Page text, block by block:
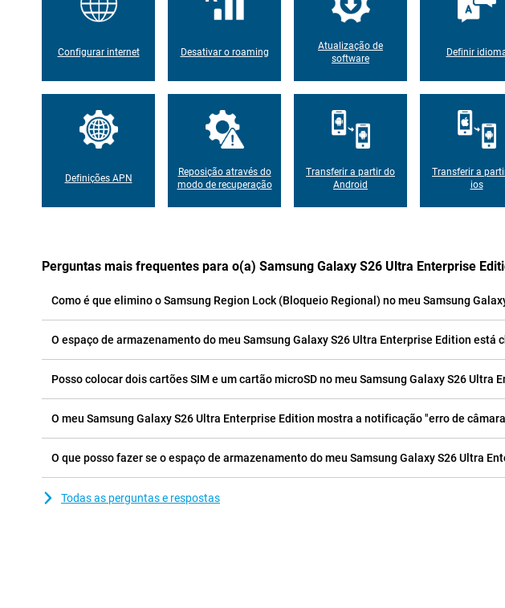
Configurar internet Desativar o roaming
Atualização de
software
Definir
Definições APN
Reposição através do
modo de recuperação
Transferir a partir do
Android
Transferir a
ios
Perguntas mais frequentes para o(a) Samsung Galaxy S26 Ultra Enterprise
Como é que elimino o Samsung Region Lock (Bloqueio Regional) no meu Samsung
O espaço de armazenamento do meu Samsung Galaxy S26 Ultra Enterprise Edition está
Posso colocar dois cartões SIM e um cartão microSD no meu Samsung Galaxy S26 Ultra
O meu Samsung Galaxy S26 Ultra Enterprise Edition mostra a notificação "erro de
O que posso fazer se o espaço de armazenamento do meu Samsung Galaxy S26 Ultra
Todas as perguntas e respostas